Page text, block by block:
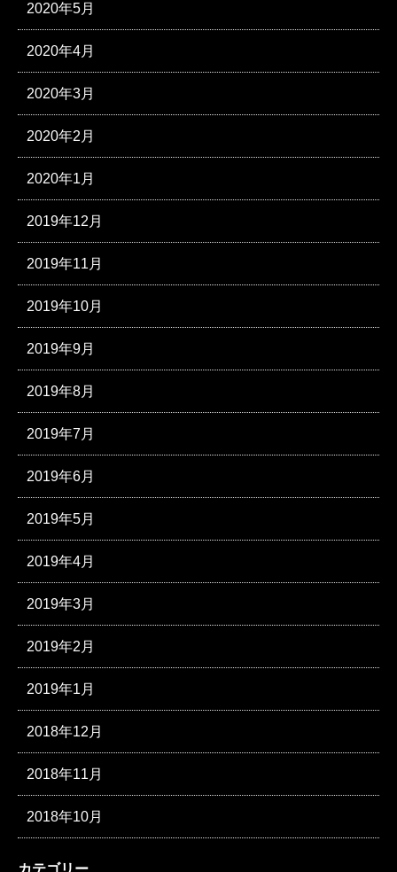
2020年5月
2020年4月
2020年3月
2020年2月
2020年1月
2019年12月
2019年11月
2019年10月
2019年9月
2019年8月
2019年7月
2019年6月
2019年5月
2019年4月
2019年3月
2019年2月
2019年1月
2018年12月
2018年11月
2018年10月
カテゴリー